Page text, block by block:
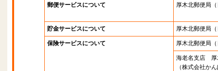
郵便サービスについて 厚木北郵便局
貯金サービスについて 厚木北郵便局
保険サービスについて 厚木北郵便局
海老名支店 厚
（株式会社か